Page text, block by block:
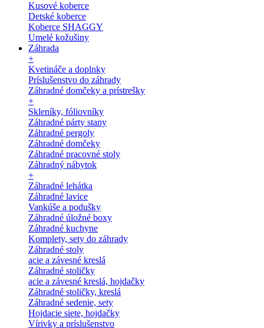
Kusové koberce
Detské koberce
Koberce SHAGGY
Umelé kožušiny
Záhrada
+
Kvetináče a doplnky
Príslušenstvo do záhrady
Záhradné domčeky a prístrešky
+
Skleníky, fóliovníky
Záhradné párty stany
Záhradné pergoly
Záhradné domčeky
Záhradné pracovné stoly
Záhradný nábytok
+
Záhradné lehátka
Záhradné lavice
Vankúše a podušky
Záhradné úložné boxy
Záhradné kuchyne
Komplety, sety do záhrady
Záhradné stoly
acie a závesné kreslá
Záhradné stoličky
acie a závesné kreslá, hojdačky
Záhradné stoličky, kreslá
Záhradné sedenie, sety
Hojdacie siete, hojdačky
Vírivky a príslušenstvo